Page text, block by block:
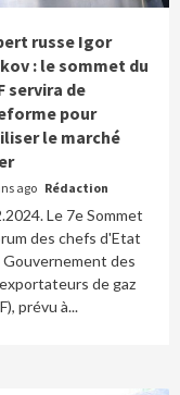
russe Igor
: le sommet du
servira de
pour
le marché
ago Rédaction
Le 7e Sommet
des chefs d'Etat
des
de gaz
prévu à...